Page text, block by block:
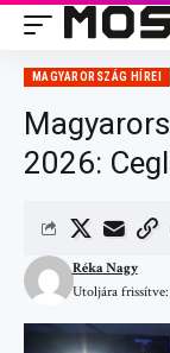
MAGYARORSZÁG HÍREI
2026:
Utoljára frissítve:
Réka Nagy